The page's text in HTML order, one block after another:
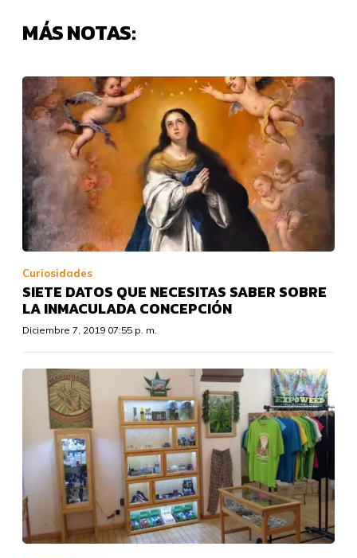
MÁS NOTAS:
Curiosidades
SIETE DATOS QUE NECESITAS SABER SOBRE
LA INMACULADA CONCEPCIÓN
Diciembre 7, 2019 07:55 p. m.